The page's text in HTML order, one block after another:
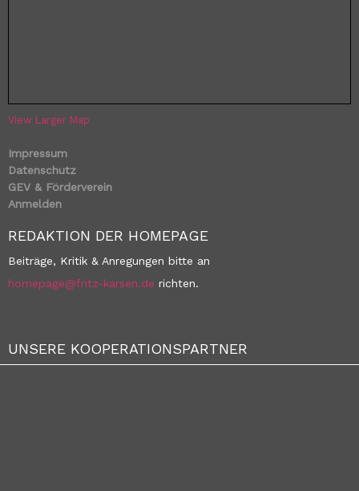
View Larger Map
Impressum
Datenschutz
GEV & Förderverein
Anmelden
REDAKTION DER HOMEPAGE
Beiträge, Kritik & Anregungen bitte an
homepage@fritz-karsen.de richten.
UNSERE KOOPERATIONSPARTNER